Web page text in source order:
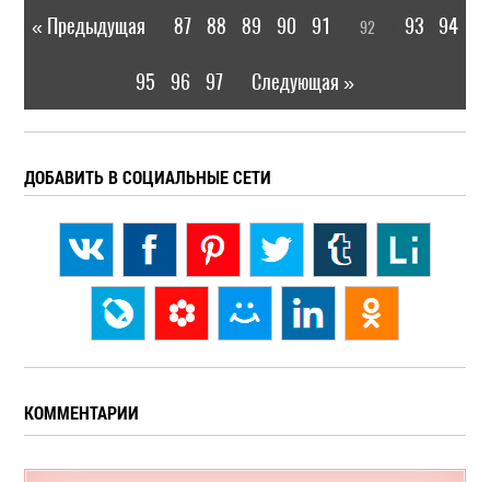
« Предыдущая 87 88 89 90 91 92 93 94
95 96 97 Следующая »
ДОБАВИТЬ В СОЦИАЛЬНЫЕ СЕТИ
КОММЕНТАРИИ